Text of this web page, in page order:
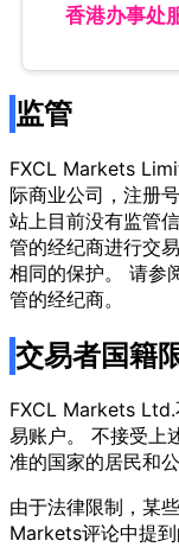
香港办事处
监管
FXCL Markets
际商业公司，注册
站上目前没有监管
管的经纪商进行交
相同的保护。 请参
管的经纪商。
交易者国籍
FXCL Markets Ltd.
易账户。 不接受上
准的国家的居民和
由于法律限制，某
Markets评论中提